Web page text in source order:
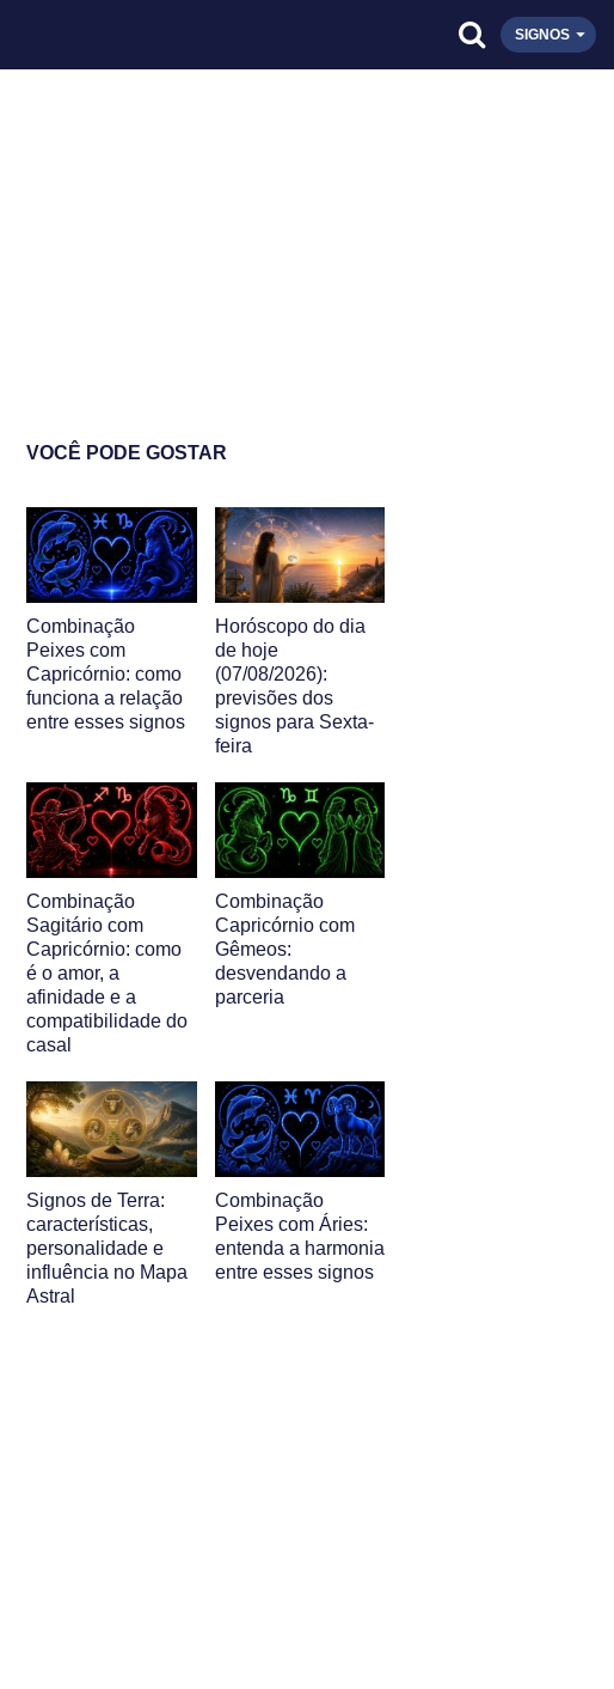
SIGNOS
VOCÊ PODE GOSTAR
Combinação
Peixes com
Capricórnio: como
funciona a relação
entre esses signos
Horóscopo do dia
de hoje
(07/08/2026):
previsões dos
signos para Sexta-
feira
Combinação
Sagitário com
Capricórnio: como
é o amor, a
afinidade e a
compatibilidade do
casal
Combinação
Capricórnio com
Gêmeos:
desvendando a
parceria
Signos de Terra:
características,
personalidade e
influência no Mapa
Astral
Combinação
Peixes com Áries:
entenda a harmonia
entre esses signos